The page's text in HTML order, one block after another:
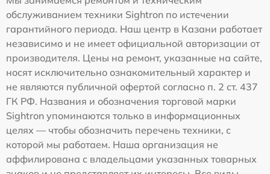
обслуживанием техники Sightron по истечении
гарантийного периода. Наш центр в Казани работает
независимо и не имеет официальной авторизации от
производителя. Цены на ремонт, указанные на сайте,
носят исключительно ознакомительный характер и
не являются публичной офертой согласно п. 2 ст. 437
ГК РФ. Названия и обозначения торговой марки
Sightron упоминаются только в информационных
целях — чтобы обозначить перечень техники, с
которой мы работаем. Наша организация не
аффилирована с владельцами указанных товарных